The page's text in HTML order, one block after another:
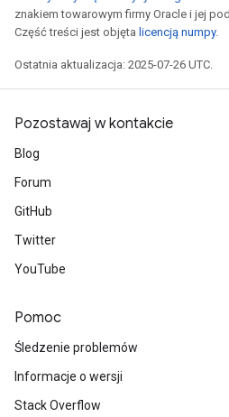
znakiem towarowym firmy Oracle i jej
Część treści jest objęta licencją numpy.
Ostatnia aktualizacja: 2025-07-26 UTC.
Pozostawaj w kontakcie
Blog
Forum
GitHub
Twitter
YouTube
Pomoc
Śledzenie problemów
Informacje o wersji
Stack Overflow